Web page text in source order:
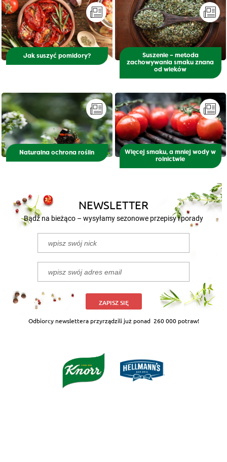
Jak suszyć pomidory?
Suszenie – metoda
zachowywania smaku znana
od wieków
Naturalna ochrona roślin
Więcej smaku, a mniej wody w
rolnictwie
NEWSLETTER
Bądź na bieżąco – wysyłamy sezonowe przepisy i porady
ZAPISZ SIĘ
Odbiorcy newslettera przyrządzili już ponad 260 000 potraw!